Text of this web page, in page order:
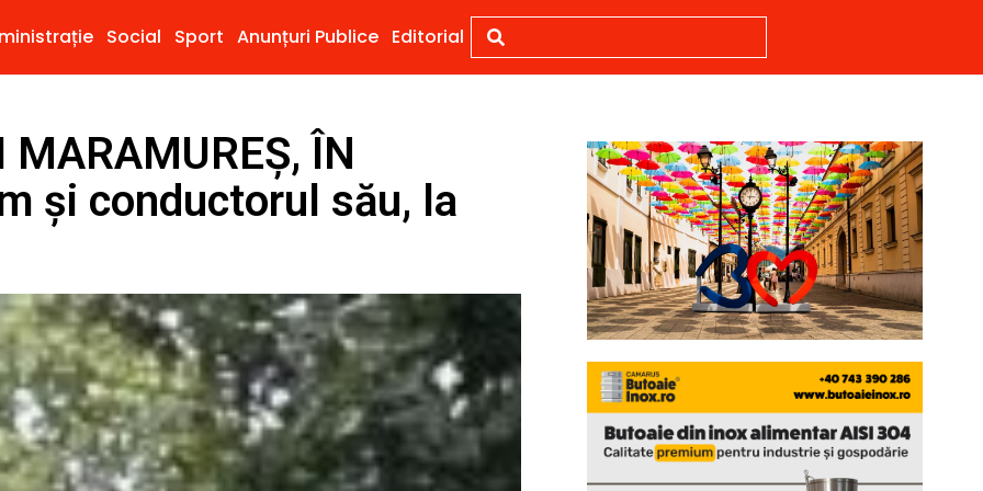
Social Sport Anunțuri Publice Editorial
MARAMUREȘ, ÎN
și conductorul său, la